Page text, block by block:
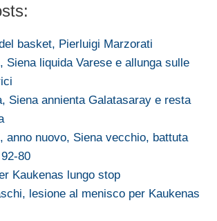
basket, Pierluigi Marzorati
Siena liquida Varese e allunga sulle
Siena annienta Galatasaray e resta
anno nuovo, Siena vecchio, battuta
80
Kaukenas lungo stop
lesione al menisco per Kaukenas